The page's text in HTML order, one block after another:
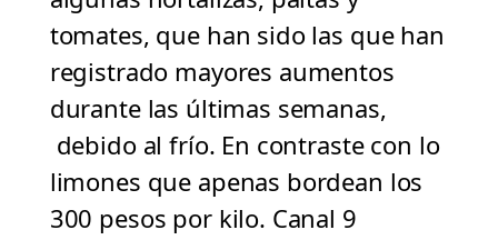
tomates, que han sido las que han
registrado mayores aumentos
durante las últimas semanas,
debido al frío. En contraste con lo
limones que apenas bordean los
300 pesos por kilo. Canal 9